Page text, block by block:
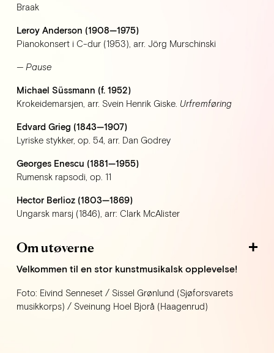
Braak
Leroy Anderson (1908—1975)
Pianokonsert i C-dur (1953), arr. Jörg Murschinski
— Pause
Michael Süssmann (f. 1952)
Krokeidemarsjen, arr. Svein Henrik Giske. Urfremføring
Edvard Grieg (1843—1907)
Lyriske stykker, op. 54, arr. Dan Godrey
Georges Enescu (1881—1955)
Rumensk rapsodi, op. 11
Hector Berlioz (1803—1869)
Ungarsk marsj (1846), arr: Clark McAlister
Om utøverne
Velkommen til en stor kunstmusikalsk opplevelse!
Foto: Eivind Senneset / Sissel Grønlund (Sjøforsvarets
musikkorps) / Sveinung Hoel Bjorå (Haagenrud)